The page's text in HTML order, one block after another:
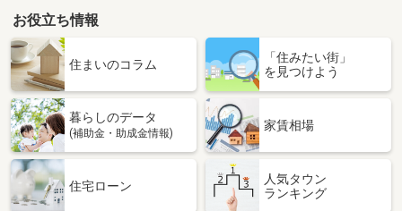
お役立ち情報
住まいのコラム
「住みたい街」
を見つけよう
暮らしのデータ
(補助金・助成金情報)
家賃相場
住宅ローン
人気タウン
ランキング